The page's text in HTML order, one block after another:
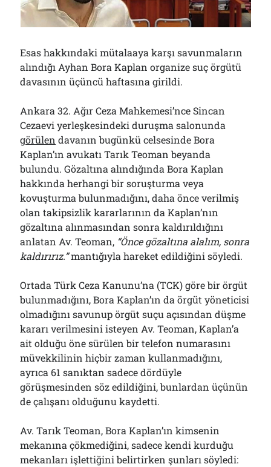
Bölmediğiniz Bir O Kalmıştı!..
29/07/2026
Arşivler
Arşivler
Esas hakkındaki mütalaaya karşı savunmaların
alındığı Ayhan Bora Kaplan organize suç örgütü
davasının üçüncü haftasına girildi.
Ankara 32. Ağır Ceza Mahkemesi’nce Sincan
Cezaevi yerleşkesindeki duruşma salonunda
görülen davanın bugünkü celsesinde Bora
Kaplan’ın avukatı Tarık Teoman beyanda
bulundu. Gözaltına alındığında Bora Kaplan
hakkında herhangi bir soruşturma veya
kovuşturma bulunmadığını, daha önce verilmiş
olan takipsizlik kararlarının da Kaplan’nın
gözaltına alınmasından sonra kaldırıldığını
anlatan Av. Teoman, “Önce gözaltına alalım, sonra
kaldırırız.”mantığıyla hareket edildiğini söyledi.
Ortada Türk Ceza Kanunu’na (TCK) göre bir örgüt
bulunmadığını, Bora Kaplan’ın da örgüt yöneticisi
olmadığını savunup örgüt suçu açısından düşme
kararı verilmesini isteyen Av. Teoman, Kaplan’a
ait olduğu öne sürülen bir telefon numarasını
müvekkilinin hiçbir zaman kullanmadığını,
ayrıca 61 sanıktan sadece dördüyle
görüşmesinden söz edildiğini, bunlardan üçünün
de çalışanı olduğunu kaydetti.
Av. Tarık Teoman, Bora Kaplan’ın kimsenin
mekanına çökmediğini, sadece kendi kurduğu
mekanları işlettiğini belirtirken şunları söyledi: